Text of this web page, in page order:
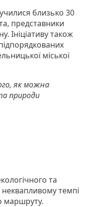
близько 30
представники
Ініціативу також
міської
як можна
природи
та
неквапливому темпі
маршруту.